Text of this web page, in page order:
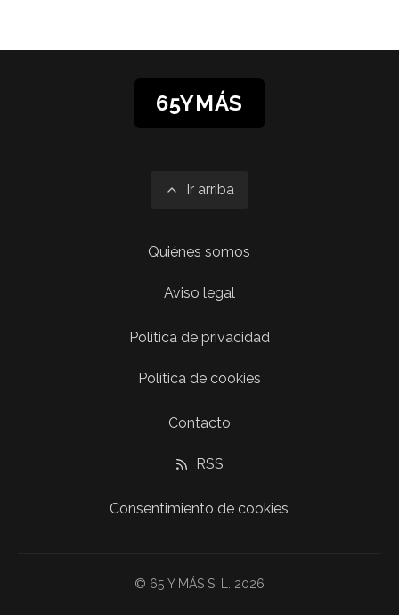
65YMÁS
Ir arriba
Quiénes somos
Aviso legal
Política de privacidad
Política de cookies
Contacto
RSS
Consentimiento de cookies
© 65 Y MÁS S. L. 2026